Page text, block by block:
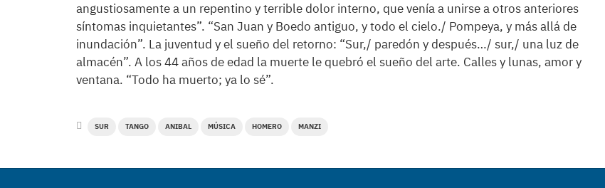
angustiosamente a un repentino y terrible dolor interno, que venía a unirse a otros anteriores
síntomas inquietantes”. “San Juan y Boedo antiguo, y todo el cielo./ Pompeya, y más allá de
inundación”. La juventud y el sueño del retorno: “Sur,/ paredón y después…/ sur,/ una luz de
almacén”. A los 44 años de edad la muerte le quebró el sueño del arte. Calles y lunas, amor y
ventana. “Todo ha muerto; ya lo sé”.
SUR TANGO ANIBAL MÚSICA HOMERO MANZI